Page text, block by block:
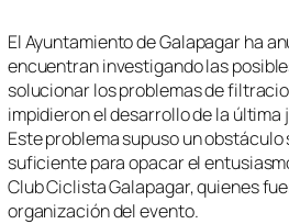
El Ayuntamiento de Galapagar ha
encuentran investigando las
solucionar los problemas de
impidieron el desarrollo de la
Este problema supuso un
suficiente para opacar el
Club Ciclista Galapagar, quienes
organización del evento.